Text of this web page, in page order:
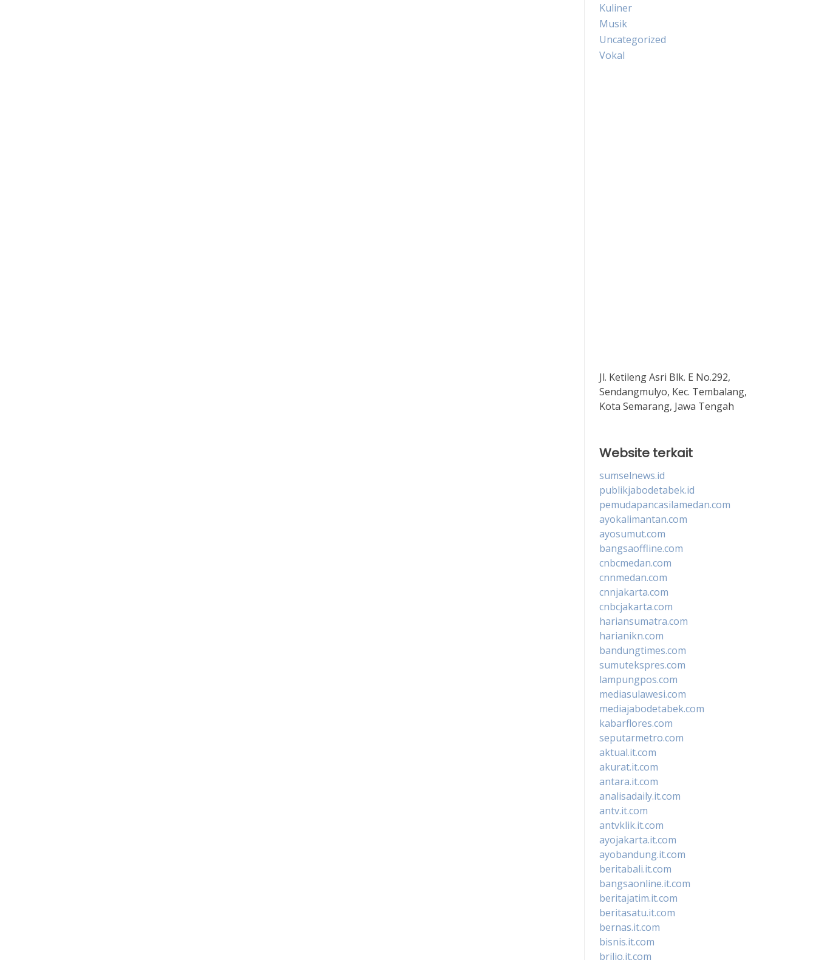
Kuliner
Musik
Uncategorized
Vokal
Jl. Ketileng Asri Blk. E No.292,
Sendangmulyo, Kec. Tembalang,
Kota Semarang, Jawa Tengah
Website terkait
sumselnews.id
publikjabodetabek.id
pemudapancasilamedan.com
ayokalimantan.com
ayosumut.com
bangsaoffline.com
cnbcmedan.com
cnnmedan.com
cnnjakarta.com
cnbcjakarta.com
hariansumatra.com
harianikn.com
bandungtimes.com
sumutekspres.com
lampungpos.com
mediasulawesi.com
mediajabodetabek.com
kabarflores.com
seputarmetro.com
aktual.it.com
akurat.it.com
antara.it.com
analisadaily.it.com
antv.it.com
antvklik.it.com
ayojakarta.it.com
ayobandung.it.com
beritabali.it.com
bangsaonline.it.com
beritajatim.it.com
beritasatu.it.com
bernas.it.com
bisnis.it.com
brilio.it.com